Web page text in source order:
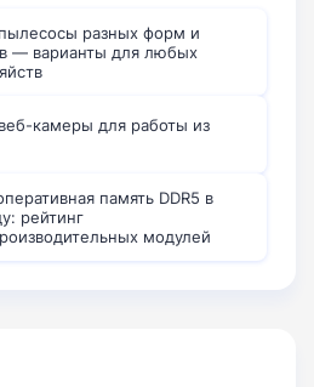
разных форм и
— варианты для любых
камеры для работы из
память DDR5 в
рейтинг
модулей